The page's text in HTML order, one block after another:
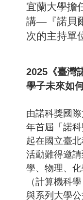
宜蘭大學擔
講—『諾貝
次的主持單
2025《臺灣
學子未來如
由諾科獎國
年首屆「諾
起在國立臺
活動難得邀
學、物理、
（計算機科
與系列大學